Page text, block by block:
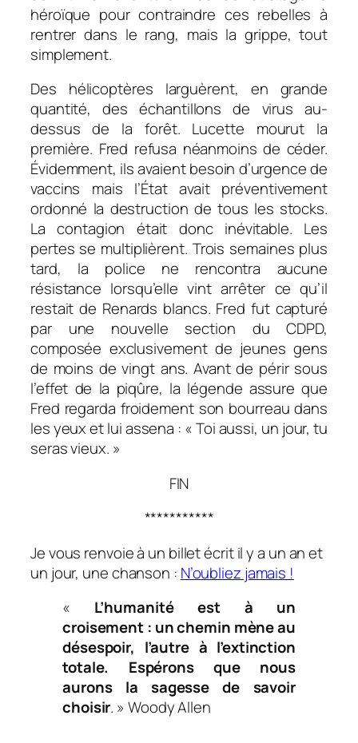
héroïque pour contraindre ces rebelles à
rentrer dans le rang, mais la grippe, tout
simplement.
Des hélicoptères larguèrent, en grande
quantité, des échantillons de virus au-
dessus de la forêt. Lucette mourut la
première. Fred refusa néanmoins de céder.
Évidemment, ils avaient besoin d’urgence de
vaccins mais l’État avait préventivement
ordonné la destruction de tous les stocks.
La contagion était donc inévitable. Les
pertes se multiplièrent. Trois semaines plus
tard, la police ne rencontra aucune
résistance lorsqu’elle vint arrêter ce qu’il
restait de Renards blancs. Fred fut capturé
par une nouvelle section du CDPD,
composée exclusivement de jeunes gens
de moins de vingt ans. Avant de périr sous
l’effet de la piqûre, la légende assure que
Fred regarda froidement son bourreau dans
les yeux et lui assena : « Toi aussi, un jour, tu
seras vieux. »
FIN
***********
Je vous renvoie à un billet écrit il y a un an et
un jour, une chanson : N’oubliez jamais !
« L’humanité est à un
croisement : un chemin mène au
désespoir, l’autre à l’extinction
totale. Espérons que nous
aurons la sagesse de savoir
choisir. » Woody Allen